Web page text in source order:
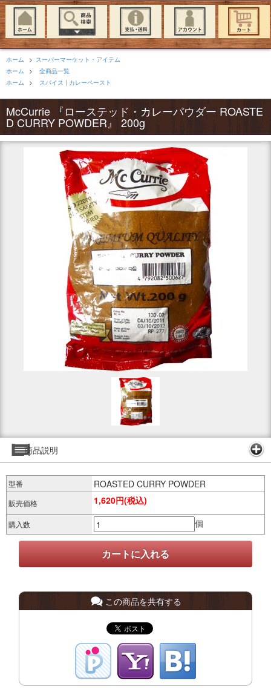
ホーム > スーパーマーケット・アイテム
ホーム
>
全商品一覧
ホーム
> スパイス | カレーペースト
McCurrie 『ローステッド・カレーパウダー ROASTE
D CURRY POWDER』 200g
商品説明
型番 ROASTED CURRY POWDER
販売価格 1,620円(税込)
購入数 個
この商品を共有する